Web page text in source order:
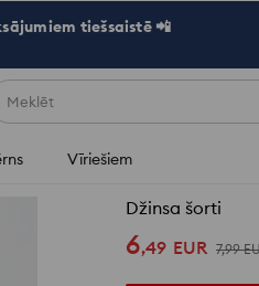
tiešsaistē 📲
Meklēt
Vīriešiem
Džinsa šorti
6,49 EUR 7,99